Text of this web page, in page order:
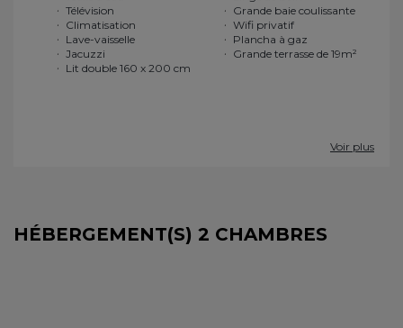
Télévision
Climatisation
Lave-vaisselle
Jacuzzi
Lit double 160 x 200 cm
Grande baie coulissante
Wifi privatif
Plancha à gaz
Grande terrasse de 19m²
Voir plus
HÉBERGEMENT(S) 2 CHAMBRES